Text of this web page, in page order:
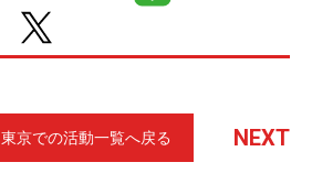
東京での活動一覧へ戻る NEXT